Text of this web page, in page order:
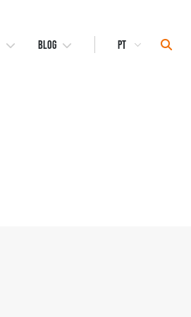
BLOG
Select